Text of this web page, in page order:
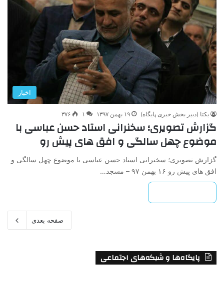
اخبار
یکتا (دبیر بخش خبری پایگاه) ۱۹ بهمن ۱۳۹۷ ۱ ۳۷۶
گزارش تصویری؛ سخنرانی استاد حسن عباسی با
موضوع چهل سالگی و افق های پیش رو
گزارش تصویری؛ سخنرانی استاد حسن عباسی با موضوع چهل سالگی و
افق های پیش رو ۱۶ بهمن ۹۷ – مسجد…
صفحه بعدی
پایگاه‌ها و شبکه‌های اجتماعی